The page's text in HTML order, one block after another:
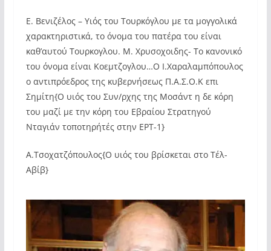
Ε. Βενιζέλος – Υιός του Τουρκόγλου με τα μογγολικά
χαρακτηριστικά, το όνομα του πατέρα του είναι
καθ’αυτού Τουρκογλου. Μ. Χρυσοχοιδης- Το κανονικό
του όνομα είναι Κοεμτζογλου…Ο Ι.Χαραλαμπόπουλος
ο αντιπρόεδρος της κυβερνήσεως Π.Α.Σ.Ο.Κ επι
Σημίτη{Ο υιός του Συν/ρχης της Μοσάντ η δε κόρη
του μαζί με την κόρη του Εβραίου Στρατηγού
Νταγιάν τοποτηρήτές στην ΕΡΤ-1}
Α.Τσοχατζόπουλος{Ο υιός του βρίσκεται στο Τέλ-
Αβίβ}